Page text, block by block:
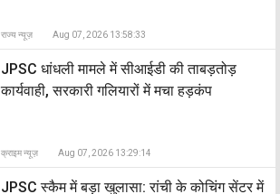
राज्य न्यूज़ Aug 07, 2026 13:58:33
JPSC धांधली मामले में सीआईडी की ताबड़तोड़
कार्यवाही, सरकारी गलियारों में मचा हड़कंप
क्राइम न्यूज़ Aug 07, 2026 13:29:14
JPSC स्कैम में बड़ा खुलासा: रांची के कोचिंग सेंटर में